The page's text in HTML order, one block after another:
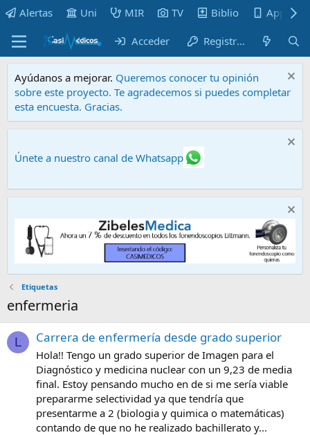
Alertas Uni MIR TV Biblio Apps
Acceder Registrarse
Ayúdanos a mejorar. Queremos conocer tu opinión
sobre este proyecto. Te agradecemos si puedes completar
esta encuesta. Gracias.
Únete a nuestro canal de Whatsapp
Etiquetas
enfermeria
L Carrera de enfermería desde grado superior
Hola!! Tengo un grado superior de Imagen para el
Diagnóstico y medicina nuclear con un 9,23 de media
final. Estoy pensando mucho en de si me sería viable
prepararme selectividad ya que tendría que
presentarme a 2 (biologia y quimica o matemáticas)
contando de que no he realizado bachillerato y...